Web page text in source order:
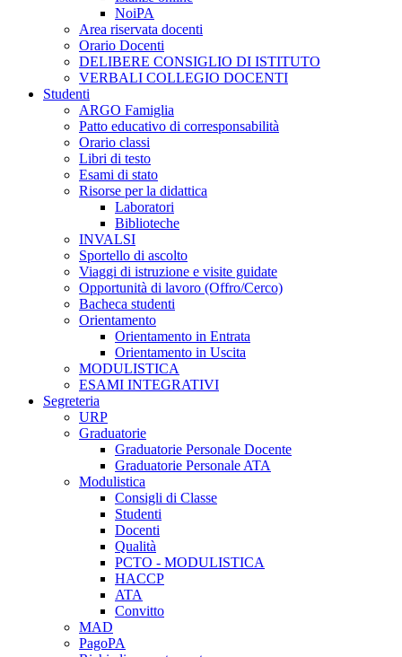
NoiPA
Area riservata docenti
Orario Docenti
DELIBERE CONSIGLIO DI ISTITUTO
VERBALI COLLEGIO DOCENTI
Studenti
ARGO Famiglia
Patto educativo di corresponsabilità
Orario classi
Libri di testo
Esami di stato
Risorse per la didattica
Laboratori
Biblioteche
INVALSI
Sportello di ascolto
Viaggi di istruzione e visite guidate
Opportunità di lavoro (Offro/Cerco)
Bacheca studenti
Orientamento
Orientamento in Entrata
Orientamento in Uscita
MODULISTICA
ESAMI INTEGRATIVI
Segreteria
URP
Graduatorie
Graduatorie Personale Docente
Graduatorie Personale ATA
Modulistica
Consigli di Classe
Studenti
Docenti
Qualità
PCTO - MODULISTICA
HACCP
ATA
Convitto
MAD
PagoPA